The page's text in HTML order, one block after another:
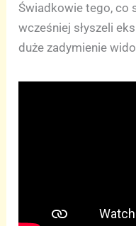
Świadkowie tego, co
wcześniej słyszeli
duże zadymienie